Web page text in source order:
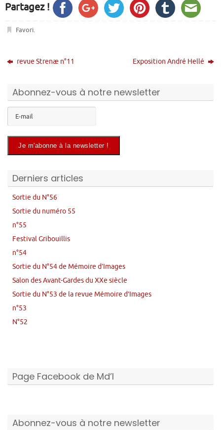
Partagez !
Favori.
revue Strenæ n°11 Exposition André Hellé
Abonnez-vous à notre newsletter
Derniers articles
Sortie du N°56
Sortie du numéro 55
n°55
Festival Gribouillis
n°54
Sortie du N°54 de Mémoire d’Images
Salon des Avant-Gardes du XXe siècle
Sortie du N°53 de la revue Mémoire d’Images
n°53
N°52
Page Facebook de Md’I
Abonnez-vous à notre newsletter